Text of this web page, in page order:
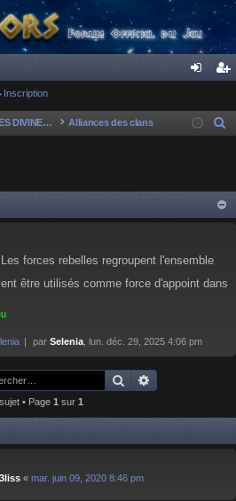
ne cri
Inscription
LES ARMÉES DIVINES - FORUMS DE CLAN Alliances des clans
r
Les forces rebelles regroupent l'ensemble
être utilisés comme force d'appoint dans
par Selenia , lun. déc. 29, 2025 4:06 pm
Rechercher
• Page 1 sur 1
« mar. juin 09, 2020 8:46 pm